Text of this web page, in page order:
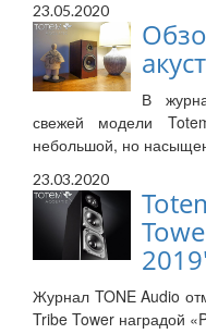
23.05.2020
В
свежей модели
небольшой, но
23.03.2020
Журнал TONE Audio
Tribe Tower наградой